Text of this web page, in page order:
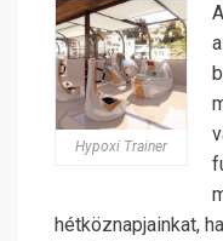
Hypoxi Trainer
hétköznapjainkat,